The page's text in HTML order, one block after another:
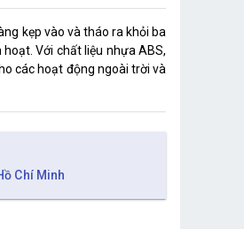
kẹp vào và tháo ra khỏi ba
Với chất liệu nhựa ABS,
các hoạt động ngoài trời và
Chí Minh